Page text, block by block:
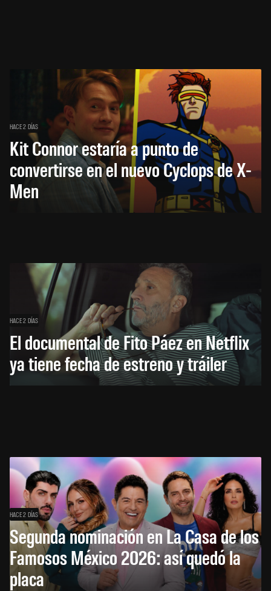
HACE 2 DÍAS
Kit Connor estaría a punto de
convertirse en el nuevo Cyclops de X-
Men
HACE 2 DÍAS
El documental de Fito Páez en Netflix
ya tiene fecha de estreno y tráiler
HACE 2 DÍAS
Segunda nominación en La Casa de los
Famosos México 2026: así quedó la
placa